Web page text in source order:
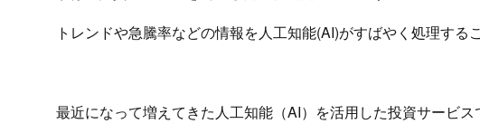
トレンドや急騰率などの情報を人工知能(AI)がすばやく処理する
最近になって増えてきた人工知能（AI）を活用した投資サービス